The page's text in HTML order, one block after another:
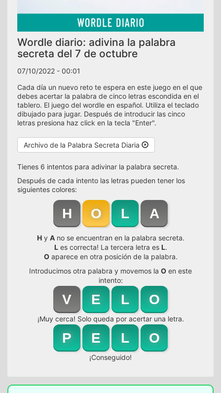
Wordle diario: adivina la palabra
secreta del 7 de octubre
07/10/2022 - 00:01
Cada día un nuevo reto te espera en este juego en el que
debes acertar la palabra de cinco letras escondida en el
tablero. El juego del wordle en español. Utiliza el teclado
dibujado para jugar. Después de introducir las cinco
letras presiona haz click en la tecla "Enter".
Archivo de la Palabra Secreta Diaria
Tienes 6 intentos para adivinar la palabra secreta.
Después de cada intento las letras pueden tener los
siguientes colores:
H O L A
Hy Ano se encuentran en la palabra secreta.
Les correcta! La tercera letra es L.
Oaparece en otra posición de la palabra.
Introducimos otra palabra y movemos la O en este
intento:
V E L O
¡Muy cerca! Solo queda por acertar una letra.
P E L O
¡Conseguido!